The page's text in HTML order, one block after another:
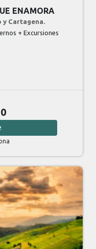
ENAMORA
Cartagena.
+ Excursiones